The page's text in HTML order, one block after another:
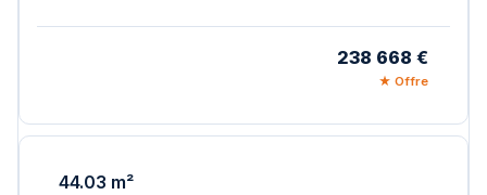
238 668 €
★ Offre
44.03 m²